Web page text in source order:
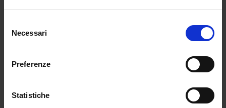
delNecessari
Preferenze
Statistiche
dei riconoscimento del titolo conseguito
può essere presentata per la nuova prima
fascia di Ed. motoria alla scuola primaria da
concorso di cui al DDG n. 1330 del 4 agosto